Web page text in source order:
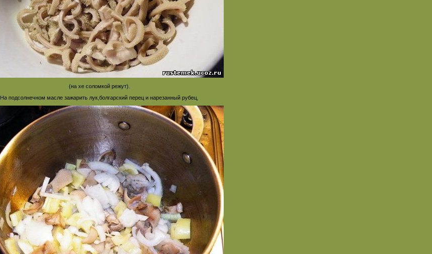
(на хе соломкой режут).
На подсолнечном масле зажарить лук,болгарский перец и нарезанный рубец,